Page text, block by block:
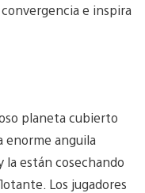
e inspira
planeta cubierto
enorme anguila
la están cosechando
Los jugadores